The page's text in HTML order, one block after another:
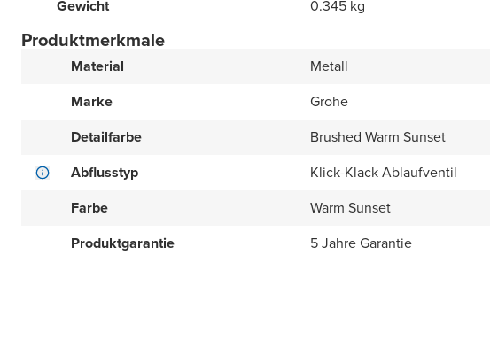
Gewicht
0.345 kg
Produktmerkmale
Material
Metall
Marke
Grohe
Detailfarbe
Brushed Warm Sunset
Abflusstyp
Klick-Klack Ablaufventil
Farbe
Warm Sunset
Produktgarantie
5 Jahre Garantie